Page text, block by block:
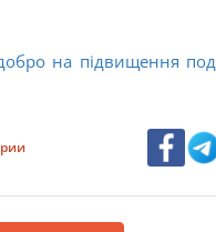
на підвищення